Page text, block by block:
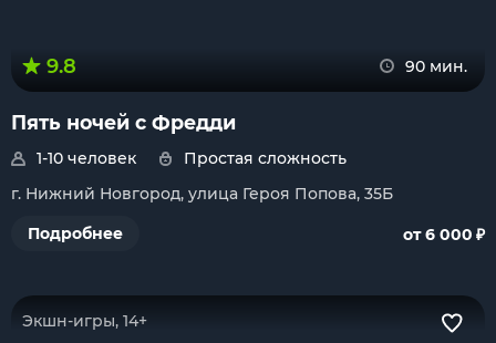
9.8 90 мин.
Пять ночей с Фредди
1-10 человек
Простая сложность
г. Нижний Новгород, улица Героя Попова, 35Б
Подробнее
от 6 000 ₽
Экшн-игры, 14+